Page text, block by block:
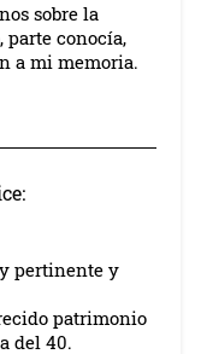
sobre la
conocía,
a mi memoria.
pertinente y
patrimonio
del 40.